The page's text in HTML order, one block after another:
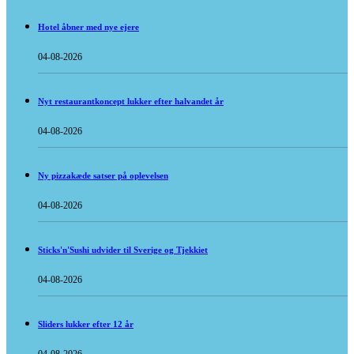
Hotel åbner med nye ejere
04-08-2026
Nyt restaurantkoncept lukker efter halvandet år
04-08-2026
Ny pizzakæde satser på oplevelsen
04-08-2026
Sticks'n'Sushi udvider til Sverige og Tjekkiet
04-08-2026
Sliders lukker efter 12 år